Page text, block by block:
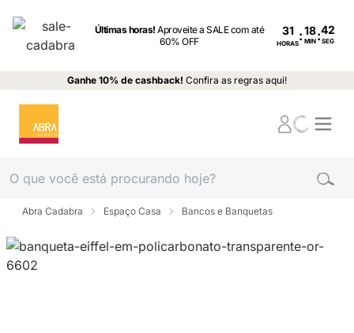
Últimas horas!Aproveite a SALE com até
60% OFF
31
HORAS: MIN : SEG
Ganhe 10% de cashback! Confira as regras aqui!
Abra Cadabra Espaço Casa Bancos e Banquetas